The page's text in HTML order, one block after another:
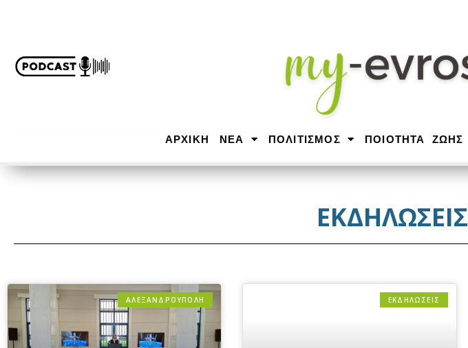
ΑΡΧΙΚΉ ΝΕΑ ΠΟΛΙΤΙΣΜΟΣ ΠΟΙΟΤΗΤΑ ΖΩΗΣ
ΕΚΔΗΛΩΣΕΙΣ
ΑΛΕΞΑΝΔΡΟΎΠΟΛΗ ΕΚΔΗΛΩΣΕΙΣ